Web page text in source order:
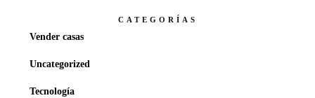
CATEGORÍAS
Vender casas
Uncategorized
Tecnología